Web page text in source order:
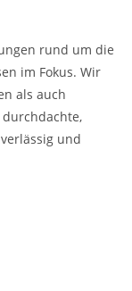
rund um die
im Fokus. Wir
als auch
und